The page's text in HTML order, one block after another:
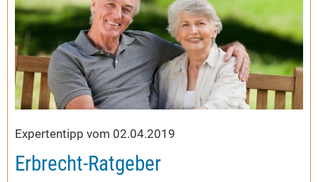
Expertentipp vom 02.04.2019
Erbrecht-Ratgeber